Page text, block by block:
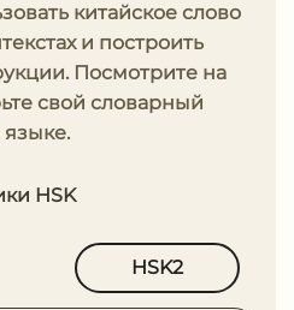
китайское слово
и построить
Посмотрите на
свой словарный
языке.
HSK
HSK2